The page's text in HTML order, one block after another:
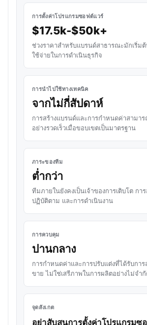
การตั้งค่าโปรแกรมซอฟต์แวร์
$17.5k-$50k+
ช่วงราคาสำหรับแบรนด์สาธารณะมักเริ่ม
ใช้จ่ายในการดำเนินธุรกิจ
การนำไปใช้ทางเทคนิค
จากไม่กี่สัปดาห์
การสร้างแบรนด์และการกำหนดค่าสามาร
อย่างรวดเร็วเมื่อขอบเขตเป็นมาตรฐาน
ภาระของทีม
ต่ำกว่า
ทีมภายในยังคงเป็นเจ้าของการเติบโต ก
ปฏิบัติตาม และการดำเนินงาน
การควบคุม
ปานกลาง
การกำหนดค่าและการปรับแต่งที่ได้รับกา
ขาย ไม่ใช่เสรีภาพในการผลิตอย่างไม่จำ
จุดสังเกต
อย่าสับสนการตั้งค่าโปรแกรมซ